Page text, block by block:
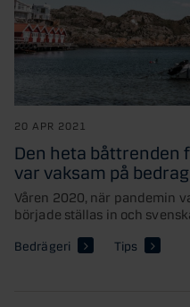
20 APR 2021
Den heta båttrenden
var vaksam på
Våren 2020, när pandemin
började ställas in och
Bedrägeri Tips